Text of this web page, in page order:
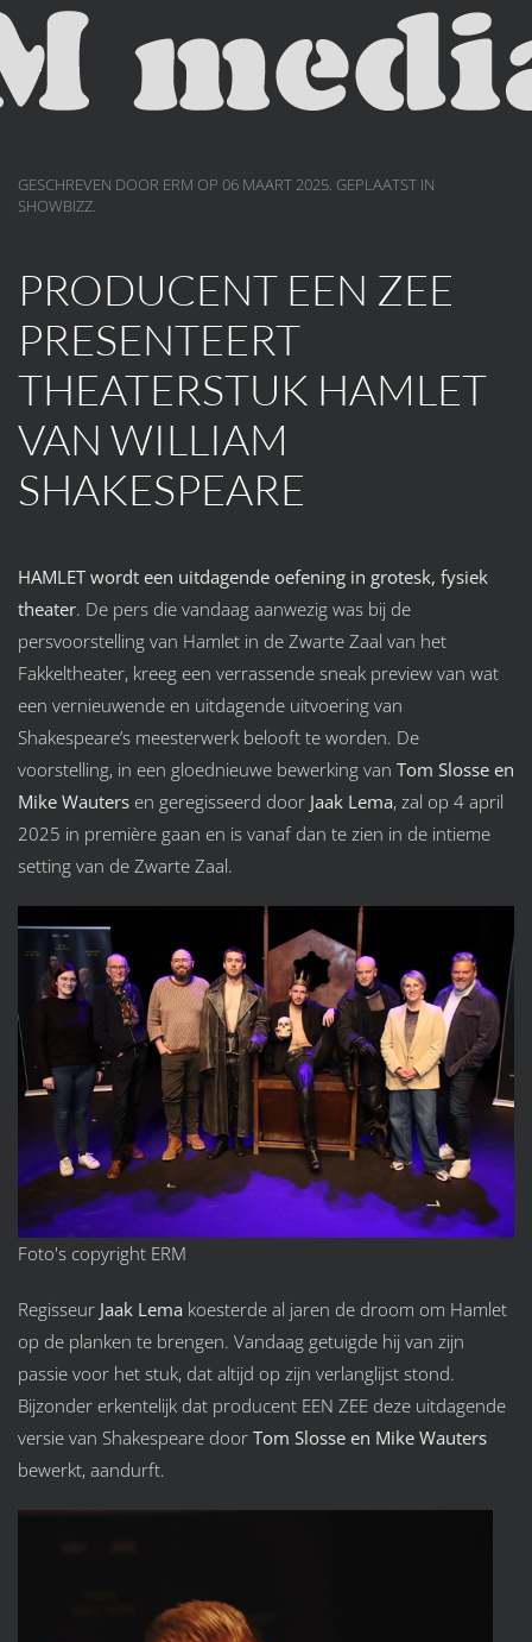
Skip to main content
GESCHREVEN DOOR ERM OP 06 MAART 2025. GEPLAATST IN
SHOWBIZZ.
PRODUCENT EEN ZEE
PRESENTEERT
THEATERSTUK HAMLET
VAN WILLIAM
SHAKESPEARE
HAMLET wordt een uitdagende oefening in grotesk, fysiek
theater. De pers die vandaag aanwezig was bij de
persvoorstelling van Hamlet in de Zwarte Zaal van het
Fakkeltheater, kreeg een verrassende sneak preview van wat
een vernieuwende en uitdagende uitvoering van
Shakespeare’s meesterwerk belooft te worden. De
voorstelling, in een gloednieuwe bewerking van Tom Slosse en
Mike Wauters en geregisseerd door Jaak Lema, zal op 4 april
2025 in première gaan en is vanaf dan te zien in de intieme
setting van de Zwarte Zaal.
Foto's copyright ERM
Regisseur Jaak Lema koesterde al jaren de droom om Hamlet
op de planken te brengen. Vandaag getuigde hij van zijn
passie voor het stuk, dat altijd op zijn verlanglijst stond.
Bijzonder erkentelijk dat producent EEN ZEE deze uitdagende
versie van Shakespeare door Tom Slosse en Mike Wauters
bewerkt, aandurft.